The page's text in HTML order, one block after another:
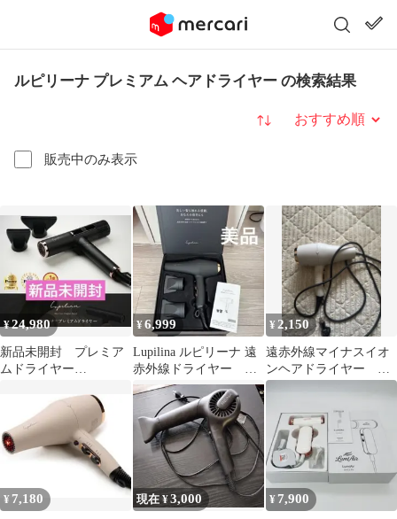
ルピリーナ プレミアム ヘアドライヤー の検索結果
販売中のみ表示
並び替え
¥24,980
新品未開封 プレミア
ムドライヤー
¥6,999
Lupilina ルピリーナ 遠
赤外線ドライヤー
GBT-28468
¥ 2,150
遠赤外線マイナスイオ
ンヘアドライヤー ル
ピリーナ
¥ 7,180 現在 ¥3,000 ¥ 7,900